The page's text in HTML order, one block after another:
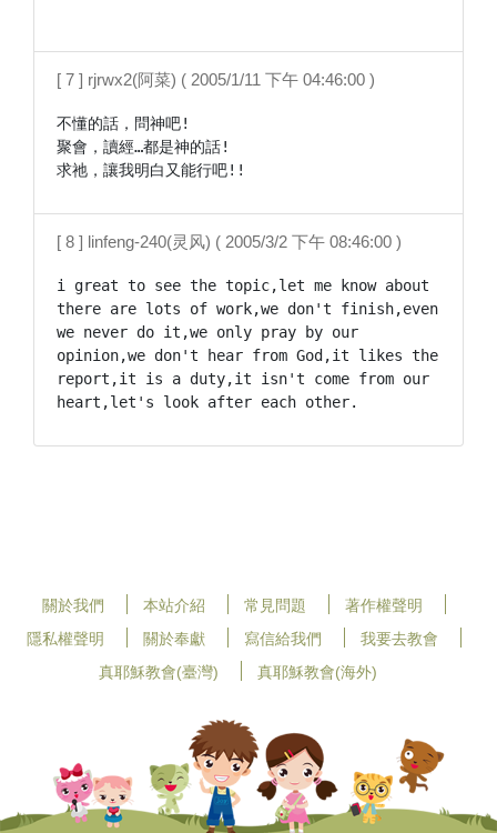
[ 7 ] rjrwx2(阿菜) ( 2005/1/11 下午 04:46:00 )
不懂的話，問神吧!
聚會，讀經…都是神的話!
求祂，讓我明白又能行吧!!
[ 8 ] linfeng-240(灵风) ( 2005/3/2 下午 08:46:00 )
i great to see the topic,let me know about
there are lots of work,we don't finish,even
we never do it,we only pray by our
opinion,we don't hear from God,it likes the
report,it is a duty,it isn't come from our
heart,let's look after each other.
關於我們 本站介紹 常見問題
著作權聲明
隱私權聲明
關於奉獻 寫信給我們
我要去教會
真耶穌教會(臺灣)
真耶穌教會(海外)